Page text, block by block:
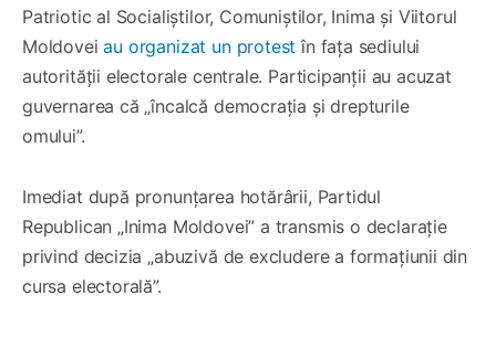
Patriotic al Socialiștilor, Comuniștilor, Inima și Viitorul
Moldoveiau organizat un protest în fața sediului
autorității electorale centrale. Participanții au acuzat
guvernarea că „încalcă democrația și drepturile
omului”.
Imediat după pronunțarea hotărârii, Partidul
Republican „Inima Moldovei” a transmis o declarație
privind decizia „abuzivă de excludere a formațiunii din
cursa electorală”.